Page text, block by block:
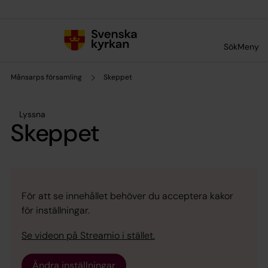
SökMeny
Månsarps församling Skeppet
Lyssna
Skeppet
För att se innehållet behöver du acceptera kakor
för inställningar.
Se videon på Streamio i stället.
Ändra inställningar